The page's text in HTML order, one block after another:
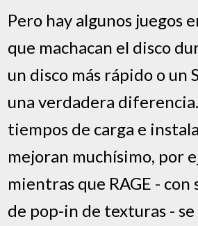
Pero hay algunos juegos
que machacan el disco
un disco más rápido o un
una verdadera
tiempos de carga e
mejoran muchísimo, por
mientras que RAGE - con
de pop-in de texturas -